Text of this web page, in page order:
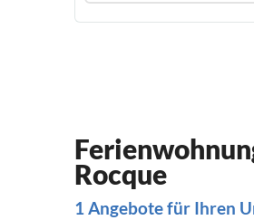
Rocque
1 Angebote für Ihren